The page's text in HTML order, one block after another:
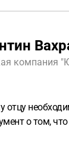
компания
отцу
о том,